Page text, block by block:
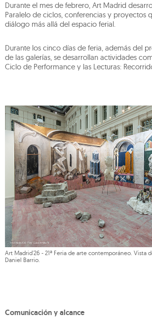
Durante el mes de febrero, Art Madrid
Paralelo de ciclos, conferencias y proyectos
diálogo más allá del espacio ferial.
Durante los cinco días de feria, además del
de las galerías, se desarrollan actividades
Ciclo de Performance y las Lecturas:
Art Madrid'26 - 21ª Feria de arte contemporáneo. Vista
Daniel Barrio.
Comunicación y alcance